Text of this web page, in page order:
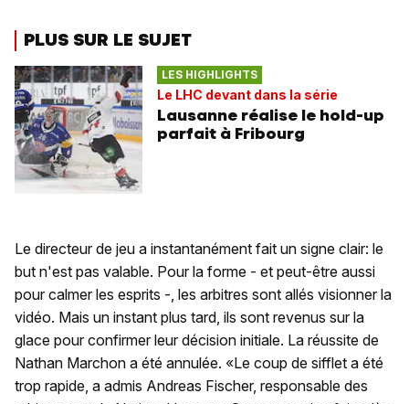
PLUS SUR LE SUJET
LES HIGHLIGHTS
Le LHC devant dans la série
Lausanne réalise le hold-up
parfait à Fribourg
Le directeur de jeu a instantanément fait un signe clair: le
but n'est pas valable. Pour la forme - et peut-être aussi
pour calmer les esprits -, les arbitres sont allés visionner la
vidéo. Mais un instant plus tard, ils sont revenus sur la
glace pour confirmer leur décision initiale. La réussite de
Nathan Marchon a été annulée. «Le coup de sifflet a été
trop rapide, a admis Andreas Fischer, responsable des